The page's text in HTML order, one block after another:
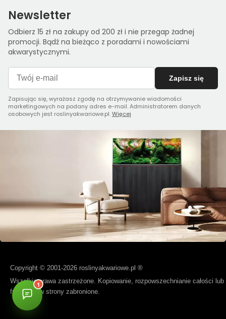
Newsletter
Odbierz 15 zł na zakupy od 200 zł i nie przegap żadnej
promocji. Bądź na bieżąco z poradami i nowościami
akwarystycznymi.
Zapisz się
Zapisując się, wyrażasz zgodę na otrzymywanie wiadomości
marketingowych na podany adres e-mail. Administratorem danych
osobowych jest roslinyakwariowe.pl.Więcej
Copyright © 2001-2026 roslinyakwariowe.pl ®
Wszelkie prawa zastrzeżone. Kopiowanie, rozpowszechnianie całości lub
fragmentów strony zabronione.